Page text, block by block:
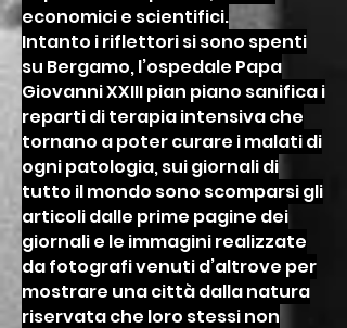
economici e scientifici.
Intanto i riflettori si sono spenti
su Bergamo, l’ospedale Papa
Giovanni XXIII pian piano sanifica i
reparti di terapia intensiva che
tornano a poter curare i malati di
ogni patologia, sui giornali di
tutto il mondo sono scomparsi gli
articoli dalle prime pagine dei
giornali e le immagini realizzate
da fotografi venuti d’altrove per
mostrare una città dalla natura
riservata che loro stessi non